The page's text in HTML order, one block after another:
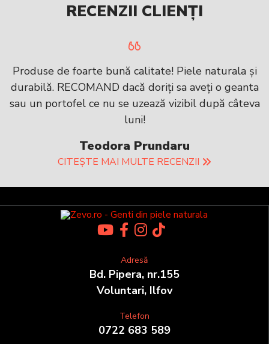
RECENZII CLIENȚI
Produse de foarte bună calitate! Piele naturala și
durabilă. RECOMAND dacă doriți sa aveți o geanta
sau un portofel ce nu se uzează vizibil după câteva
luni!
Teodora Prundaru
CITEȘTE MAI MULTE RECENZII
Adresă
Bd. Pipera, nr.155
Voluntari, Ilfov
Telefon
0722 683 589